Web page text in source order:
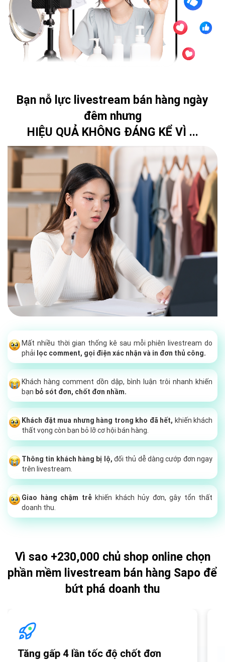
Bạn nỗ lực livestream bán hàng ngày
đêm nhưng
HIỆU QUẢ KHÔNG ĐÁNG KỂ VÌ ...
Mất nhiều thời gian thống kê sau mỗi phiên livestream do
phải lọc comment, gọi điện xác nhận và in đơn thủ công.
Khách hàng comment dồn dập, bình luận trôi nhanh khiến
bạn bỏ sót đơn, chốt đơn nhầm.
Khách đặt mua nhưng hàng trong kho đã hết, khiến khách
thất vọng còn bạn bỏ lỡ cơ hội bán hàng.
Thông tin khách hàng bị lộ, đối thủ dễ dàng cướp đơn ngay
trên livestream.
Giao hàng chậm trễkhiến khách hủy đơn, gây tổn thất
doanh thu.
Vì sao +230,000 chủ shop online chọn
phần mềm livestream bán hàng Sapo để
bứt phá doanh thu
Tăng gấp 4 lần tốc độ chốt đơn